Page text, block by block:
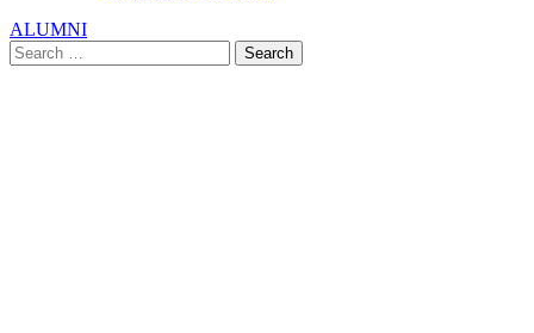
ALUMNI
Search
Search
Close
Search
for:
Search